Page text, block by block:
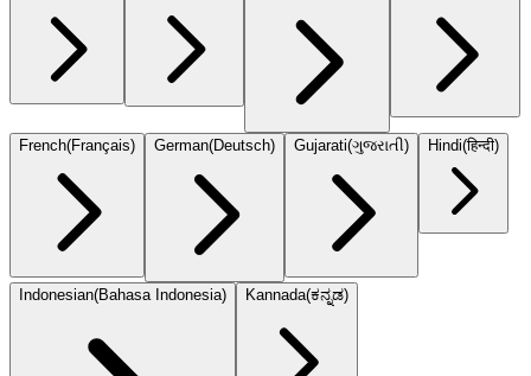
French(Français) German(Deutsch) Gujarati(ગુજરાતી) Hindi(हिन्दी)
Indonesian(Bahasa Indonesia) Kannada(ಕನ್ನಡ)